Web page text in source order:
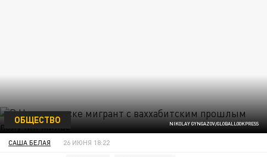
NIKOLAY GYNGAZOV/GLOBALLOOKPRESS
ОБЩЕСТВО
САША БЕЛАЯ 26 ИЮНЯ 18:22